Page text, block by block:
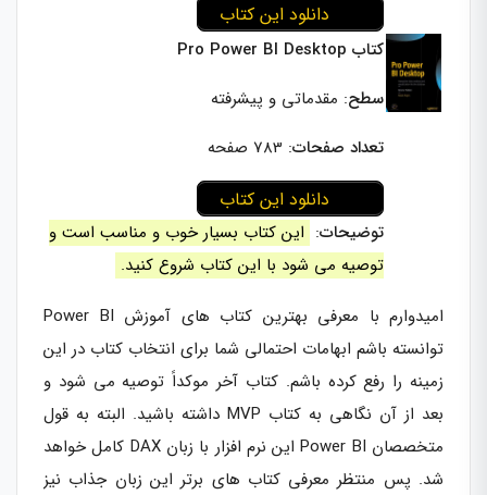
دانلود این کتاب
کتاب Pro Power BI Desktop
سطح: مقدماتی و پیشرفته
تعداد صفحات: 783 صفحه
دانلود این کتاب
توضیحات: این کتاب بسیار خوب و مناسب است و
توصیه می شود با این کتاب شروع کنید.
امیدوارم با معرفی بهترین کتاب های آموزش Power BI
توانسته باشم ابهامات احتمالی شما برای انتخاب کتاب در این
زمینه را رفع کرده باشم. کتاب آخر موکداً توصیه می شود و
بعد از آن نگاهی به کتاب MVP داشته باشید. البته به قول
متخصصان Power BI این نرم افزار با زبان DAX کامل خواهد
شد. پس منتظر معرفی کتاب های برتر این زبان جذاب نیز